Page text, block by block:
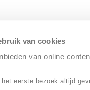
van cookies
van online
het eerste bezoek altijd